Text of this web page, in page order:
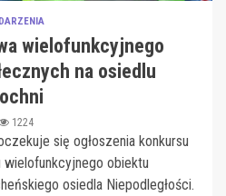
wielofunkcyjnego
na osiedlu
1224
się ogłoszenia konkursu
obiektu
osiedla Niepodległości.